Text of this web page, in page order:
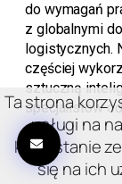
do wymagań
z globalnymi
logistycznych.
częściej
sztuczną
specjalistów
Ta strona
usługi na
korzystanie
się na ich